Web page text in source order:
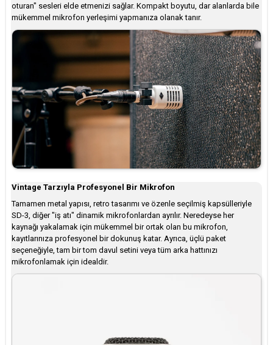
oturan" sesleri elde etmenizi sağlar. Kompakt boyutu, dar alanlarda bile
mükemmel mikrofon yerleşimi yapmanıza olanak tanır.
Vintage Tarzıyla Profesyonel Bir Mikrofon
Tamamen metal yapısı, retro tasarımı ve özenle seçilmiş kapsülleriyle
SD-3, diğer "iş atı" dinamik mikrofonlardan ayrılır. Neredeyse her
kaynağı yakalamak için mükemmel bir ortak olan bu mikrofon,
kayıtlarınıza profesyonel bir dokunuş katar. Ayrıca, üçlü paket
seçeneğiyle, tam bir tom davul setini veya tüm arka hattınızı
mikrofonlamak için idealdir.